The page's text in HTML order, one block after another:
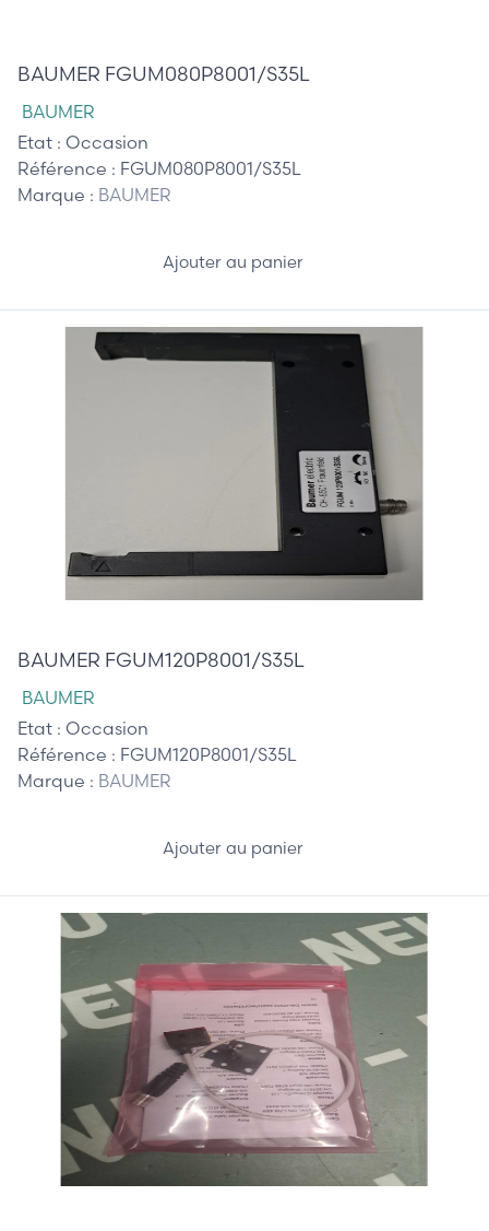
BAUMER FGUM080P8001/S35L
BAUMER
Etat : Occasion
Référence : FGUM080P8001/S35L
Marque : BAUMER
Ajouter au panier
BAUMER FGUM120P8001/S35L
BAUMER
Etat : Occasion
Référence : FGUM120P8001/S35L
Marque : BAUMER
Ajouter au panier